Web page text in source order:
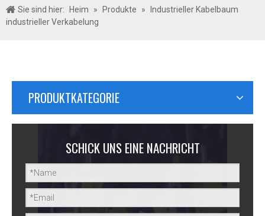
Türk dili
Sie sind hier: Heim » Produkte »
Industrieller Kabelbaum
industrieller Verkabelung
PRODUKTKATEGORIE
SCHICK UNS EINE NACHRICHT